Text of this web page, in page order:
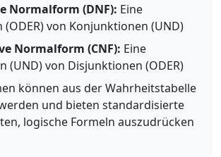
Normalform (DNF): Eine
von Konjunktionen (UND)
Normalform (CNF): Eine
(UND) von Disjunktionen (ODER)
können aus der Wahrheitstabelle
und bieten standardisierte
logische Formeln auszudrücken